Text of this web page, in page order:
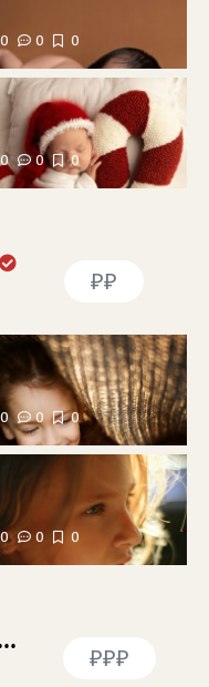
0 0 0
0 0
₽₽
0 0 0
0 0
Аванесова
₽₽₽